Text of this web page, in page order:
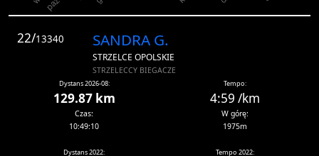
22/13340 SANDRA G.
STRZELCE OPOLSKIE
STRZELECCY BIEGACZE
Dystans 2026-08:
129.87 km
Tempo:
4:59 /km
Czas:
10:49:10
W górę:
1975m
Dystans 2022: Tempo 2022: